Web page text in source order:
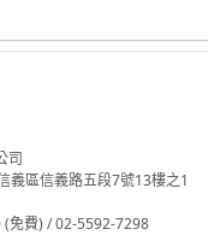
司
義區信義路五段7號13樓之1
免費) / 02-5592-7298